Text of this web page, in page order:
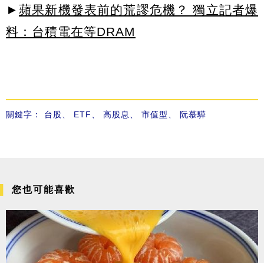
► 蘋果新機發表前的荒謬危機？ 獨立記者爆
料：台積電在等DRAM
關鍵字： 台股 ETF 高股息 市值型 阮慕驊
您也可能喜歡